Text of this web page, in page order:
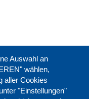
Auswahl an
wählen,
aller Cookies
"Einstellungen"